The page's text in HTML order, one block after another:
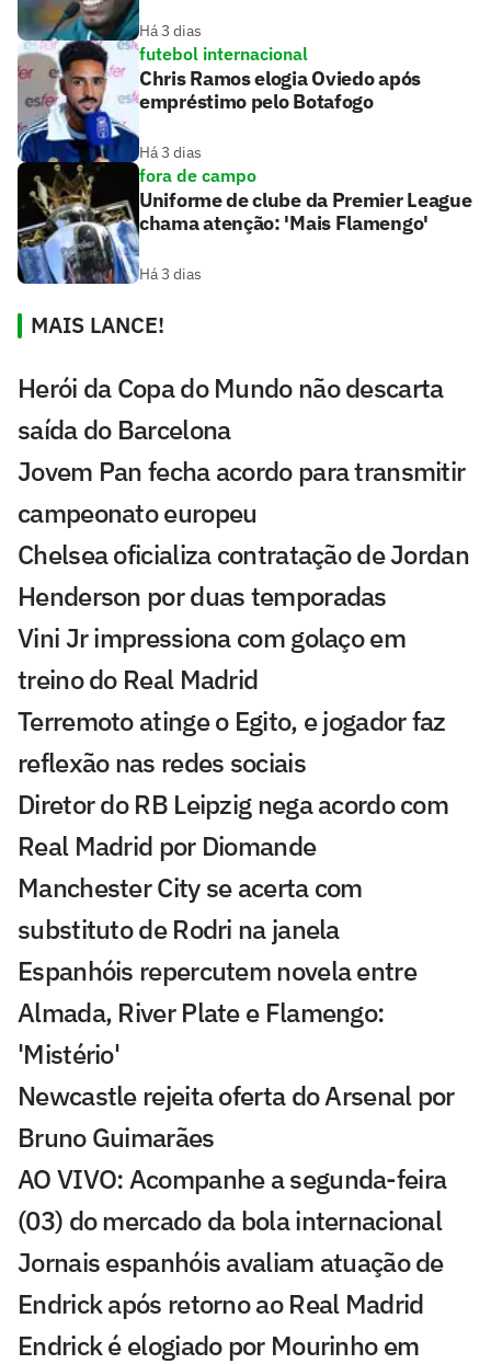
Há 3 dias
futebol internacional
Chris Ramos elogia Oviedo após
empréstimo pelo Botafogo
Há 3 dias
fora de campo
Uniforme de clube da Premier League
chama atenção: 'Mais Flamengo'
Há 3 dias
MAIS LANCE!
Herói da Copa do Mundo não descarta
saída do Barcelona
Jovem Pan fecha acordo para transmitir
campeonato europeu
Chelsea oficializa contratação de Jordan
Henderson por duas temporadas
Vini Jr impressiona com golaço em
treino do Real Madrid
Terremoto atinge o Egito, e jogador faz
reflexão nas redes sociais
Diretor do RB Leipzig nega acordo com
Real Madrid por Diomande
Manchester City se acerta com
substituto de Rodri na janela
Espanhóis repercutem novela entre
Almada, River Plate e Flamengo:
'Mistério'
Newcastle rejeita oferta do Arsenal por
Bruno Guimarães
AO VIVO: Acompanhe a segunda-feira
(03) do mercado da bola internacional
Jornais espanhóis avaliam atuação de
Endrick após retorno ao Real Madrid
Endrick é elogiado por Mourinho em